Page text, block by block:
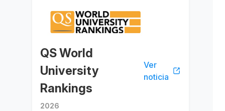
QS World
University
Rankings
Ver
noticia
2026